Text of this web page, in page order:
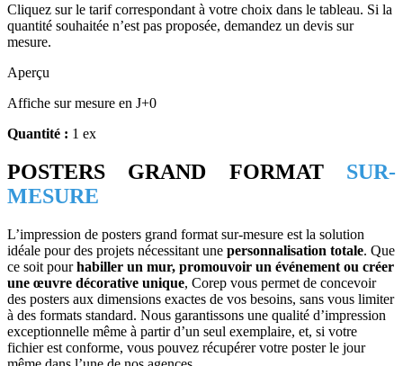
Cliquez sur le tarif correspondant à votre choix dans le tableau. Si la
quantité souhaitée n’est pas proposée, demandez un devis sur
mesure.
Aperçu
Affiche sur mesure en J+0
Quantité : 1 ex
POSTERS GRAND FORMAT SUR-
MESURE
L’impression de posters grand format sur-mesure est la solution
idéale pour des projets nécessitant une personnalisation totale. Que
ce soit pourhabiller un mur, promouvoir un événement ou créer
une œuvre décorative unique, Corep vous permet de concevoir
des posters aux dimensions exactes de vos besoins, sans vous limiter
à des formats standard. Nous garantissons une qualité d’impression
exceptionnelle même à partir d’un seul exemplaire, et, si votre
fichier est conforme, vous pouvez récupérer votre poster le jour